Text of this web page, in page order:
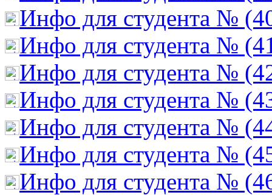
Инфо для студента №
Инфо для студента №
Инфо для студента №
Инфо для студента №
Инфо для студента №
Инфо для студента №
Инфо для студента №